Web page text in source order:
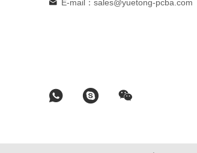
E-mail：sales@yuetong-pcba.com